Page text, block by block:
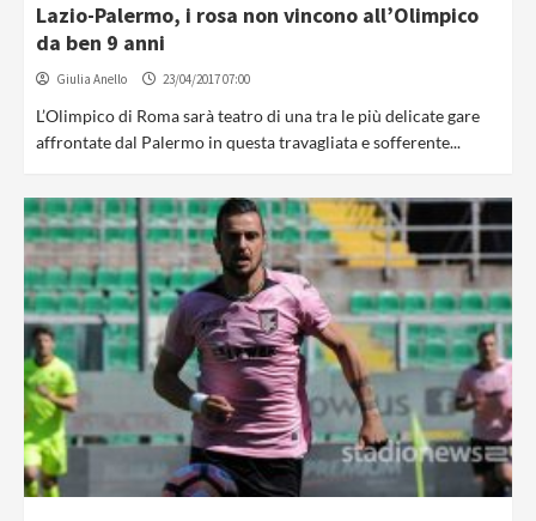
Lazio-Palermo, i rosa non vincono all’Olimpico
da ben 9 anni
Giulia Anello 23/04/2017 07:00
L’Olimpico di Roma sarà teatro di una tra le più delicate gare
affrontate dal Palermo in questa travagliata e sofferente...